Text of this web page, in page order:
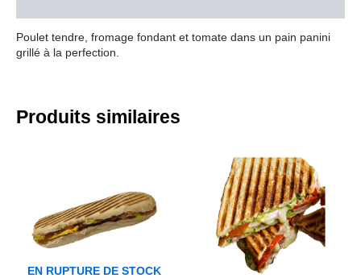
Poulet tendre, fromage fondant et tomate dans un pain panini
grillé à la perfection.
Produits similaires
EN RUPTURE DE STOCK